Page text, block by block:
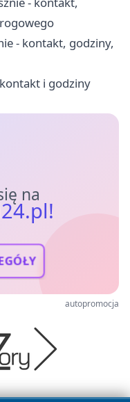
- kontakt, godziny,
i godziny
na
autopromocja